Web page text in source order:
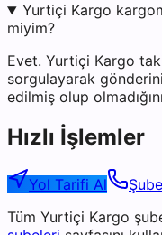
Yurtiçi Kargo
miyim?
Evet. Yurtiçi Kargo
sorgulayarak
edilmiş olup
Hızlı İşlemler
Yol Tarifi Al
Tüm Yurtiçi Kargo